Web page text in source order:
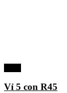
Vỉ 5 con R45